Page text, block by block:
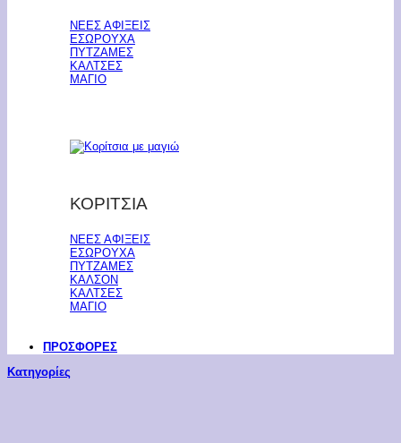
ΝΕΕΣ ΑΦΙΞΕΙΣ
ΕΣΩΡΟΥΧΑ
ΠΥΤΖΑΜΕΣ
ΚΑΛΤΣΕΣ
ΜΑΓΙΟ
ΚΟΡΙΤΣΙΑ
ΝΕΕΣ ΑΦΙΞΕΙΣ
ΕΣΩΡΟΥΧΑ
ΠΥΤΖΑΜΕΣ
ΚΑΛΣΟΝ
ΚΑΛΤΣΕΣ
ΜΑΓΙΟ
ΠΡΟΣΦΟΡΕΣ
Κατηγορίες